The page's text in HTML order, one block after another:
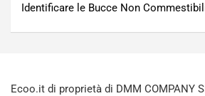
Identificare le Bucce Non
Ecoo.it di proprietà di DMM COMPANY